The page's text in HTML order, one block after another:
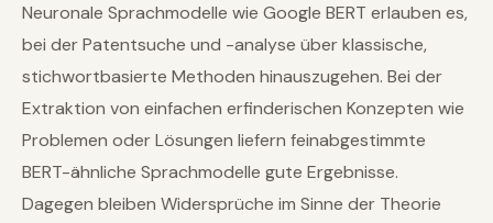
Neuronale Sprachmodelle wie Google BERT erlauben es,
bei der Patentsuche und -analyse über klassische,
stichwortbasierte Methoden hinauszugehen. Bei der
Extraktion von einfachen erfinderischen Konzepten wie
Problemen oder Lösungen liefern feinabgestimmte
BERT-ähnliche Sprachmodelle gute Ergebnisse.
Dagegen bleiben Widersprüche im Sinne der Theorie